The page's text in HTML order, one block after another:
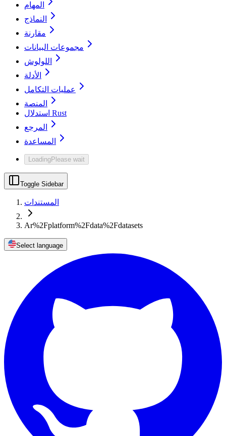
المهام
النماذج
مقارنة
مجموعات البيانات
اللولوش
الأدلة
عمليات التكامل
المنصة
استدلال Rust
المرجع
المساعدة
LoadingPlease wait
Toggle Sidebar
المستندات
Ar%2Fplatform%2Fdata%2Fdatasets
Select language